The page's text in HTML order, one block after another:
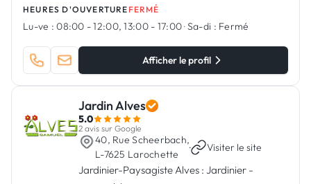
HEURES D'OUVERTURE FERMÉ
Lu-ve : 08:00 - 12:00, 13:00 - 17:00·Sa-di : Fermé
Afficher le profil
Jardin Alves
5.0
2 avis sur Google
40, Rue Scheerbach,
L-7625 Larochette
· Visiter le site
Jardinier-Paysagiste Alves : Jardinier -